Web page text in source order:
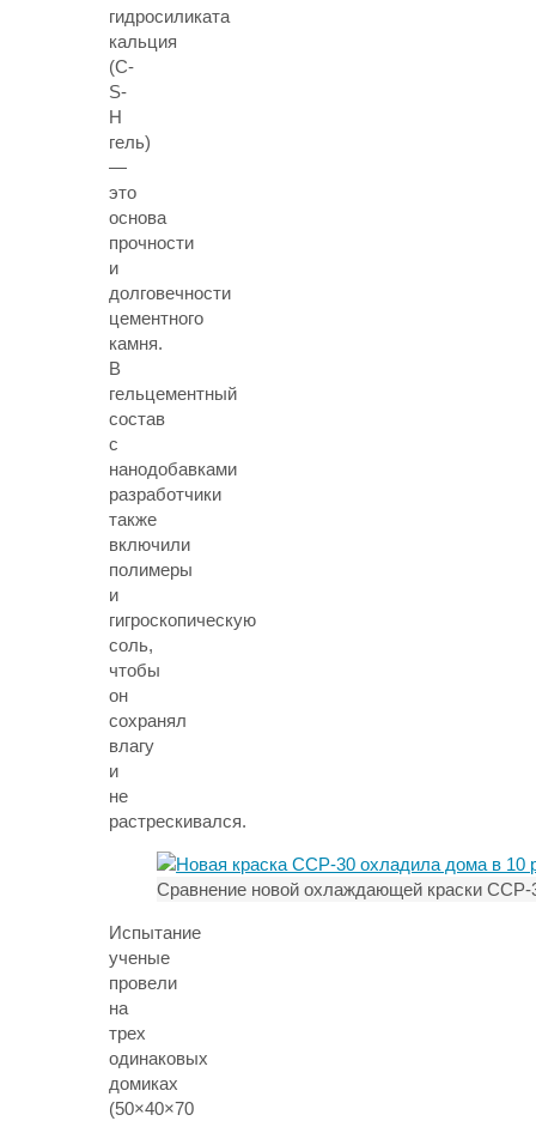
гидросиликата
кальция
(C-
S-
H
гель)
—
это
основа
прочности
и
долговечности
цементного
камня.
В
гельцементный
состав
с
нанодобавками
разработчики
также
включили
полимеры
и
гигроскопическую
соль,
чтобы
он
сохранял
влагу
и
не
растрескивался.
Сравнение новой охлаждающей краски
Испытание
ученые
провели
на
трех
одинаковых
домиках
(50×40×70